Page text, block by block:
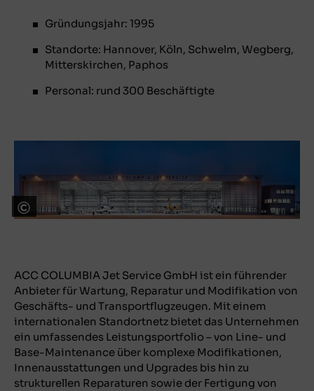
Gründungsjahr: 1995
Standorte: Hannover, Köln, Schwelm, Wegberg,
Mitterskirchen, Paphos
Personal: rund 300 Beschäftigte
@ ACC COLUMBIA Jet Service GmbH
ACC COLUMBIA Jet Service GmbH ist ein führender
Anbieter für Wartung, Reparatur und Modifikation von
Geschäfts- und Transportflugzeugen. Mit einem
internationalen Standortnetz bietet das Unternehmen
ein umfassendes Leistungsportfolio – von Line- und
Base-Maintenance über komplexe Modifikationen,
Innenausstattungen und Upgrades bis hin zu
strukturellen Reparaturen sowie der Fertigung von